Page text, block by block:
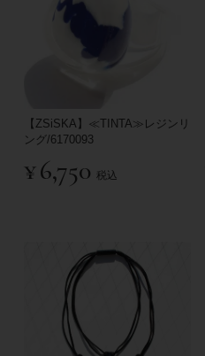
【ZSiSKA】≪TINTA≫レジンリ
ング/6170093
¥6,750 税込